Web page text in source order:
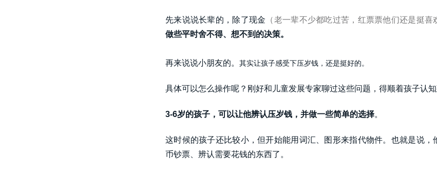
先来说说长辈的，除了现金 （老一辈不少都吃过苦，红票票他们还是挺喜
做些平时舍不得、想不到的决策。
再来说说小朋友的。 其实让孩子感受下压岁钱，还是挺好的。
具体可以怎么操作呢？刚好和儿童发展专家聊过这些问题，得顺着孩子认知
3-6岁的孩子，可以让他辨认压岁钱，并做一些简单的选择。
这时候的孩子还比较小，但开始能用词汇、图形来指代物件。也就是说，
币钞票、辨认需要花钱的东西了。